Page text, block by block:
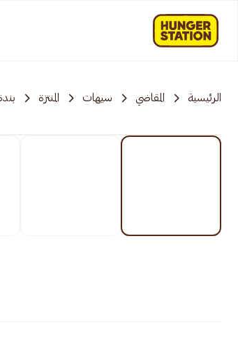
الرئيسية المقاضي سيهات المنتزة